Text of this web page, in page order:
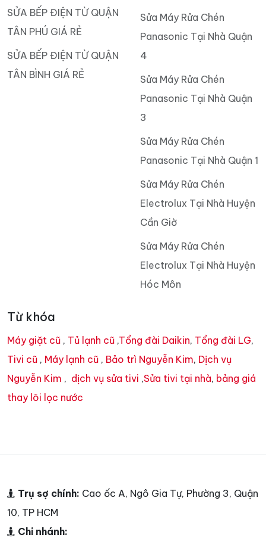
SỬA BẾP ĐIỆN TỪ QUẬN
TÂN PHÚ GIÁ RẺ
SỬA BẾP ĐIỆN TỪ QUẬN
TÂN BÌNH GIÁ RẺ
Sửa Máy Rửa Chén
Panasonic Tại Nhà Quận
4
Sửa Máy Rửa Chén
Panasonic Tại Nhà Quận
3
Sửa Máy Rửa Chén
Panasonic Tại Nhà Quận 1
Sửa Máy Rửa Chén
Electrolux Tại Nhà Huyện
Cần Giờ
Sửa Máy Rửa Chén
Electrolux Tại Nhà Huyện
Hóc Môn
Từ khóa
Máy giặt cũ , Tủ lạnh cũ ,Tổng đài Daikin, Tổng đài LG,
Tivi cũ , Máy lạnh cũ , Bảo trì Nguyễn Kim, Dịch vụ
Nguyễn Kim , dịch vụ sửa tivi ,Sửa tivi tại nhà, bảng giá
thay lõi lọc nước
Trụ sợ chính: Cao ốc A, Ngô Gia Tự, Phường 3, Quận
10, TP HCM
Chi nhánh: